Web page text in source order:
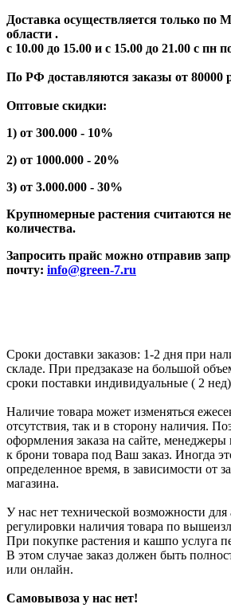
Доставка осуществляется только по
области .
с 10.00 до 15.00 и с 15.00 до 21.00 с пн
По РФ доставляются заказы от 80000
Оптовые скидки:
1) от 300.000 - 10%
2) от 1000.000 - 20%
3) от 3.000.000 - 30%
Крупномерные растения считаются
количества.
Запросить прайс можно отправив
почту: info@green-7.ru
Сроки доставки заказов: 1-2 дня при
складе. При предзаказе на большой
сроки поставки индивидуальные ( 2
Наличие товара может изменяться
отсутствия, так и в сторону наличия.
оформления заказа на сайте,
к брони товара под Ваш заказ. Иногда
определенное время, в зависимости от
магазина.
У нас нет технической возможности для
регулировки наличия товара по
При покупке растения и кашпо услуга
В этом случае заказ должен быть
или онлайн.
Самовывоза у нас нет!